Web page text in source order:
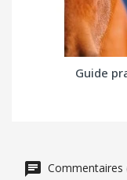
Guide
Commentaires